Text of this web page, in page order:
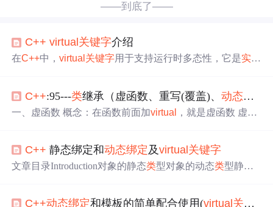
——到底了——
C++ virtual 关键字介绍
在C++中，virtual 关键字用于支持运行时多态性，它是实现
基 类的函数，并确保通过基类的指针或引用来调用函数
时，会调用到正确 类型的对象所对应的函数版本。
C++:95---类继承（虚函数、重写(覆盖)、动态绑定
一、虚函数 概念：在函数前面加virtual
，就是虚函数 虚函
键字virtual成员函数如果不是虚函数，其解析过程发生在
编译时而非运行时 派生类可以不覆盖（重写）它继承的虚
C++ 静态绑定和动态绑定 及virtual关键字
文章目录Introduction对象的静态类型对象的动态类型静态
象在声明时采用的类 型。是在编译期确定的。 对象的动态
C++动态绑定和模板的简单配合使用(virtual关键字